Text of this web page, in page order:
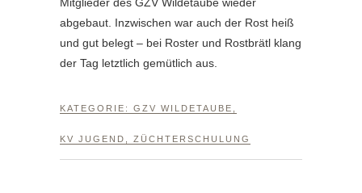
abgebaut. Inzwischen war auch der Rost heiß
und gut belegt – bei Roster und Rostbrätl klang
der Tag letztlich gemütlich aus.
KATEGORIE: GZV WILDETAUBE
KV JUGEND ZÜCHTERSCHULUNG